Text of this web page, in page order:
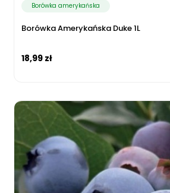
Borówka amerykańska
Borówka Amerykańska Duke 1L
18,99 zł